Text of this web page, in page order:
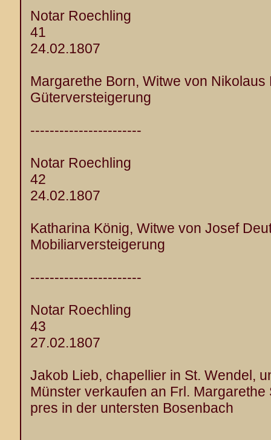
Notar Roechling
41
24.02.1807
Margarethe Born, Witwe von Nikolaus
Güterversteigerung
-----------------------
Notar Roechling
42
24.02.1807
Katharina König, Witwe von Josef
Mobiliarversteigerung
-----------------------
Notar Roechling
43
27.02.1807
Jakob Lieb, chapellier in St. Wendel,
Münster verkaufen an Frl.
pres in der untersten Bosenbach